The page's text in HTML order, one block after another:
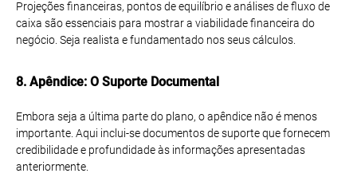
Projeções financeiras, pontos de equilíbrio e análises de fluxo de
caixa são essenciais para mostrar a viabilidade financeira do
negócio. Seja realista e fundamentado nos seus cálculos.
8. Apêndice: O Suporte Documental
Embora seja a última parte do plano, o apêndice não é menos
importante. Aqui inclui-se documentos de suporte que fornecem
credibilidade e profundidade às informações apresentadas
anteriormente.